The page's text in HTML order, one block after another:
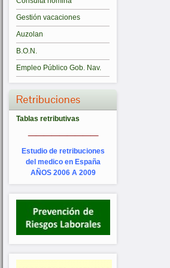
Gestión vacaciones
Auzolan
B.O.N.
Empleo Público Gob. Nav.
Retribuciones
Tablas retributivas
Estudio de retribuciones
del medico en España
AÑOS 2006 A 2009